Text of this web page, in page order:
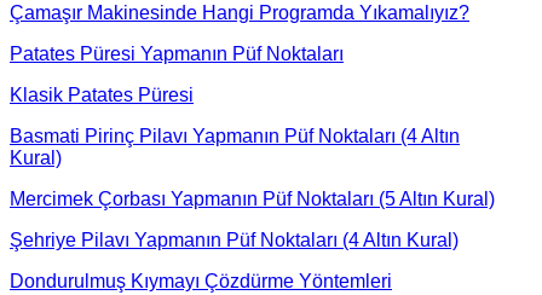
Çamaşır Makinesinde Hangi Programda Yıkamalıyız?
Patates Püresi Yapmanın Püf Noktaları
Klasik Patates Püresi
Basmati Pirinç Pilavı Yapmanın Püf Noktaları (4 Altın
Kural)
Mercimek Çorbası Yapmanın Püf Noktaları (5 Altın Kural)
Şehriye Pilavı Yapmanın Püf Noktaları (4 Altın Kural)
Dondurulmuş Kıymayı Çözdürme Yöntemleri